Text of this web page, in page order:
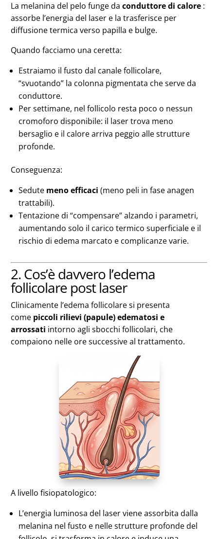
La melanina del pelo funge daconduttore di calore :
assorbe l’energia del laser e la trasferisce per
diffusione termica verso papilla e bulge.
Quando facciamo una ceretta:
Estraiamo il fusto dal canale follicolare,
“svuotando” la colonna pigmentata che serve da
conduttore.
Per settimane, nel follicolo resta poco o nessun
cromoforo disponibile: il laser trova meno
bersaglio e il calore arriva peggio alle strutture
profonde.
Conseguenza:
Sedute meno efficaci (meno peli in fase anagen
trattabili).
Tentazione di “compensare” alzando i parametri,
aumentando solo il carico termico superficiale e il
rischio di edema marcato e complicanze varie.
2. Cos’è davvero l’edema
follicolare post laser
Clinicamente l’edema follicolare si presenta
come piccoli rilievi (papule) edematosi e
arrossati intorno agli sbocchi follicolari, che
compaiono nelle ore successive al trattamento.
A livello fisiopatologico:
L’energia luminosa del laser viene assorbita dalla
melanina nel fusto e nelle strutture profonde del